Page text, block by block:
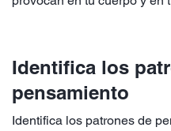
Identifica los
pensamiento
Identifica los patrones de